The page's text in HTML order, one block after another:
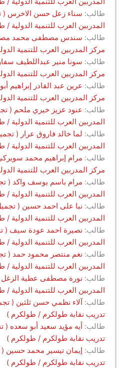
طالب:
المدربين العرب للتنمية الدولية /
طالب:
مركز المدربين العرب للتنمية
طالب:
مركز المدربين العرب للتنمية
طالب:
مركز المدربين العرب للتنمية
طالب:
المدربين العرب للتنمية الدولية /
طالب:
المدربين العرب للتنمية الدولية /
طالب:
مركز المدربين العرب للتنمية
طالب:
المدربين العرب للتنمية الدولية /
طالب:
المدربين العرب للتنمية الدولية /
طالب:
المدربين العرب للتنمية الدولية /
طالب:
المدربين العرب للتنمية الدولية /
طالب:
المدربين العرب للتنمية الدولية /
طالب:
تدريب نقابة طولكرم / طولكرم )
طالب:
تدريب نقابة طولكرم / طولكرم )
طالب:
تدريب نقابة طولكرم / طولكرم )